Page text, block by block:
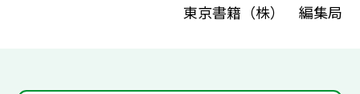
東京書籍（株） 編集局